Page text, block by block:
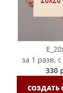
за 1 разв.
330
СОЗДАТЬ